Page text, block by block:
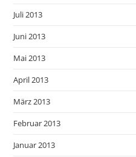
Juli 2013
Juni 2013
Mai 2013
April 2013
März 2013
Februar 2013
Januar 2013